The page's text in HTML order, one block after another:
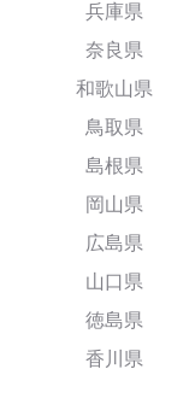
兵庫県
奈良県
和歌山県
鳥取県
島根県
岡山県
広島県
山口県
徳島県
香川県